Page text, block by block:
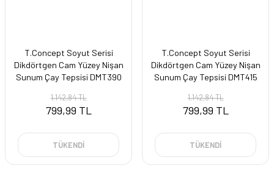
T.Concept Soyut Serisi
Dikdörtgen Cam Yüzey Nişan
Sunum Çay Tepsisi DMT390
1.142,84 TL
799,99 TL
TÜKENDİ
T.Concept Soyut Serisi
Dikdörtgen Cam Yüzey Nişan
Sunum Çay Tepsisi DMT415
1.142,84 TL
799,99 TL
TÜKENDİ